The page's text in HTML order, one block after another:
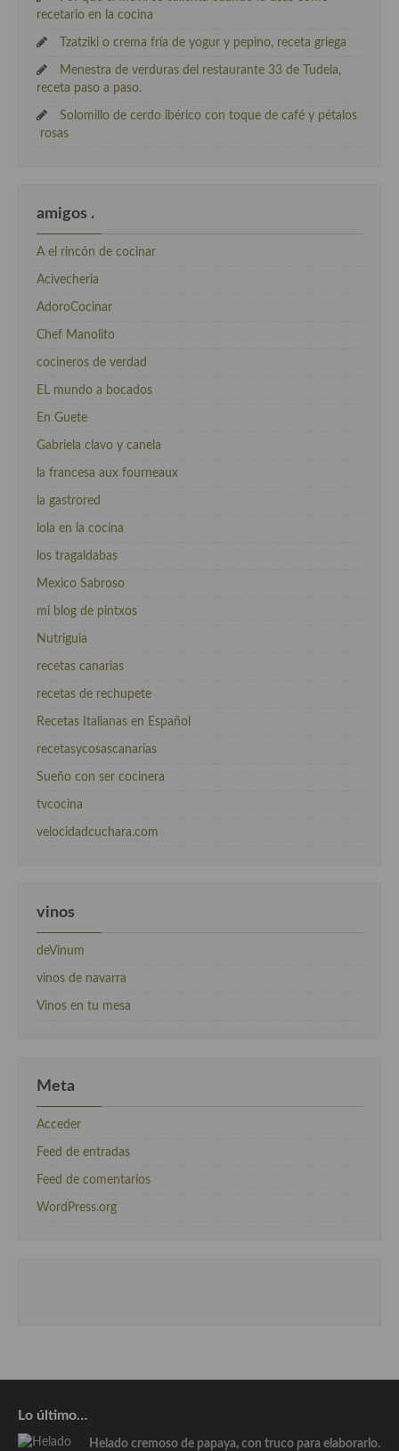
recetario en la cocina
Tzatziki o crema fría de yogur y pepino, receta griega
Menestra de verduras del restaurante 33 de Tudela,
receta paso a paso.
Solomillo de cerdo ibérico con toque de café y pétalos
rosas
amigos .
A el rincón de cocinar
Acivecheria
AdoroCocinar
Chef Manolito
cocineros de verdad
EL mundo a bocados
En Guete
Gabriela clavo y canela
la francesa aux fourneaux
la gastrored
lola en la cocina
los tragaldabas
Mexico Sabroso
mi blog de pintxos
Nutriguia
recetas canarias
recetas de rechupete
Recetas Italianas en Español
recetasycosascanarias
Sueño con ser cocinera
tvcocina
velocidadcuchara.com
vinos
deVinum
vinos de navarra
Vinos en tu mesa
Meta
Acceder
Feed de entradas
Feed de comentarios
WordPress.org
Lo último…
Helado cremoso de papaya, con truco para elaborarlo.